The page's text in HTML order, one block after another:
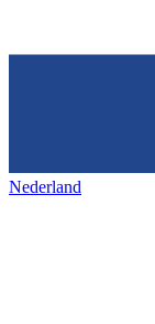
Nederland